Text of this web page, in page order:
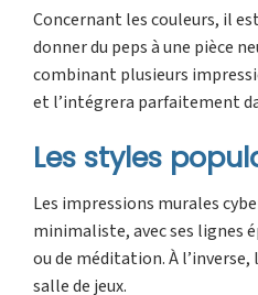
Concernant les couleurs, il
donner du peps à une pièce
combinant plusieurs
et l’intégrera parfaitement
Les styles
Les impressions murales
minimaliste, avec ses lignes
ou de méditation. À
salle de jeux.